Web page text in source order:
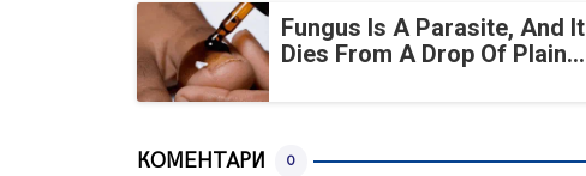
Fungus Is A Parasite, And It
Dies From A Drop Of Plain...
КОМЕНТАРИ 0